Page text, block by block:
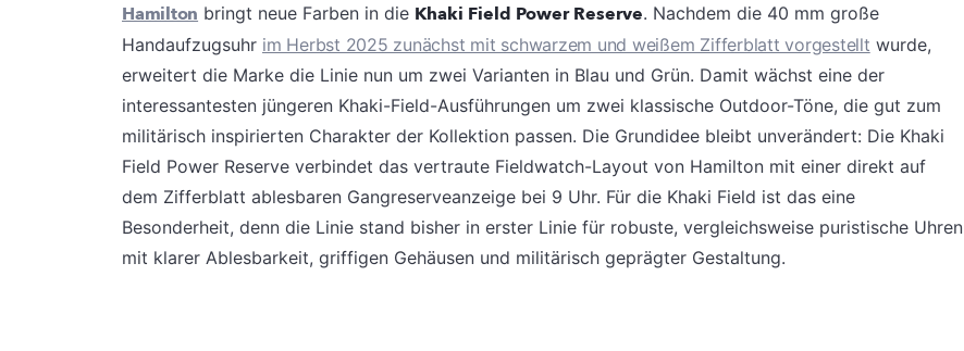
Hamilton bringt neue Farben in die Khaki Field Power Reserve. Nachdem die 40 mm große
Handaufzugsuhr im Herbst 2025 zunächst mit schwarzem und weißem Zifferblatt vorgestellt wurde,
erweitert die Marke die Linie nun um zwei Varianten in Blau und Grün. Damit wächst eine der
interessantesten jüngeren Khaki-Field-Ausführungen um zwei klassische Outdoor-Töne, die gut zum
militärisch inspirierten Charakter der Kollektion passen. Die Grundidee bleibt unverändert: Die Khaki
Field Power Reserve verbindet das vertraute Fieldwatch-Layout von Hamilton mit einer direkt auf
dem Zifferblatt ablesbaren Gangreserveanzeige bei 9 Uhr. Für die Khaki Field ist das eine
Besonderheit, denn die Linie stand bisher in erster Linie für robuste, vergleichsweise puristische Uhren
mit klarer Ablesbarkeit, griffigen Gehäusen und militärisch geprägter Gestaltung.